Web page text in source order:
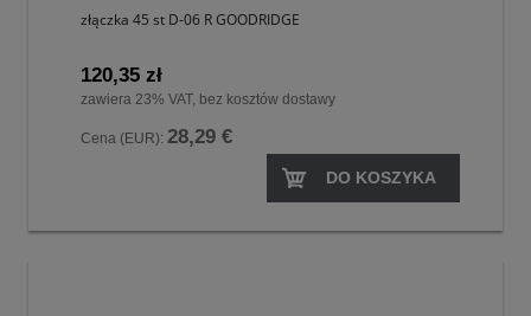
złączka 45 st D-06 R GOODRIDGE
120,35 zł
zawiera 23% VAT, bez kosztów dostawy
Cena (EUR): 28,29 €
DO KOSZYKA